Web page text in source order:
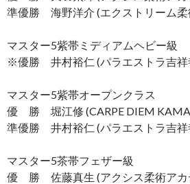
準優勝 海野洋介 (エクストリーム柔
マスター5紫帯ミディアムヘビー級
※優勝 井村裕仁 (パラエストラ吉祥
マスター5紫帯オープンクラス
優 勝 堀江修 (CARPE DIEM
準優勝 井村裕仁 (パラエストラ吉祥
マスター5茶帯フェザー級
優 勝 佐藤真生 (アクシス柔術アカ